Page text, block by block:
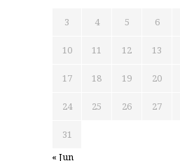
3 4 5 6
10 11 12 13
17 18 19 20
24 25 26 27
31
« Jun